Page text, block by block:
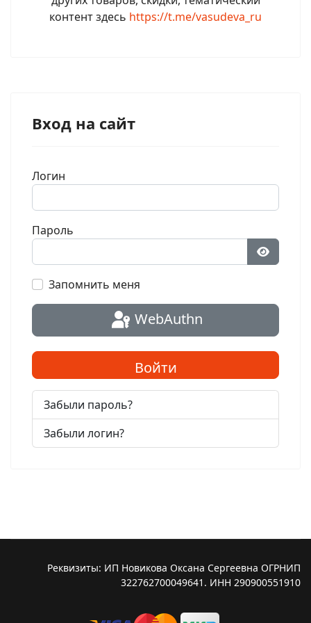
контент здесь https://t.me/vasudeva_ru
Вход на сайт
Логин
Пароль
Запомнить меня
WebAuthn
Войти
Забыли пароль?
Забыли логин?
Реквизиты: ИП Новикова Оксана Сергеевна ОГРНИП
322762700049641. ИНН 290900551910